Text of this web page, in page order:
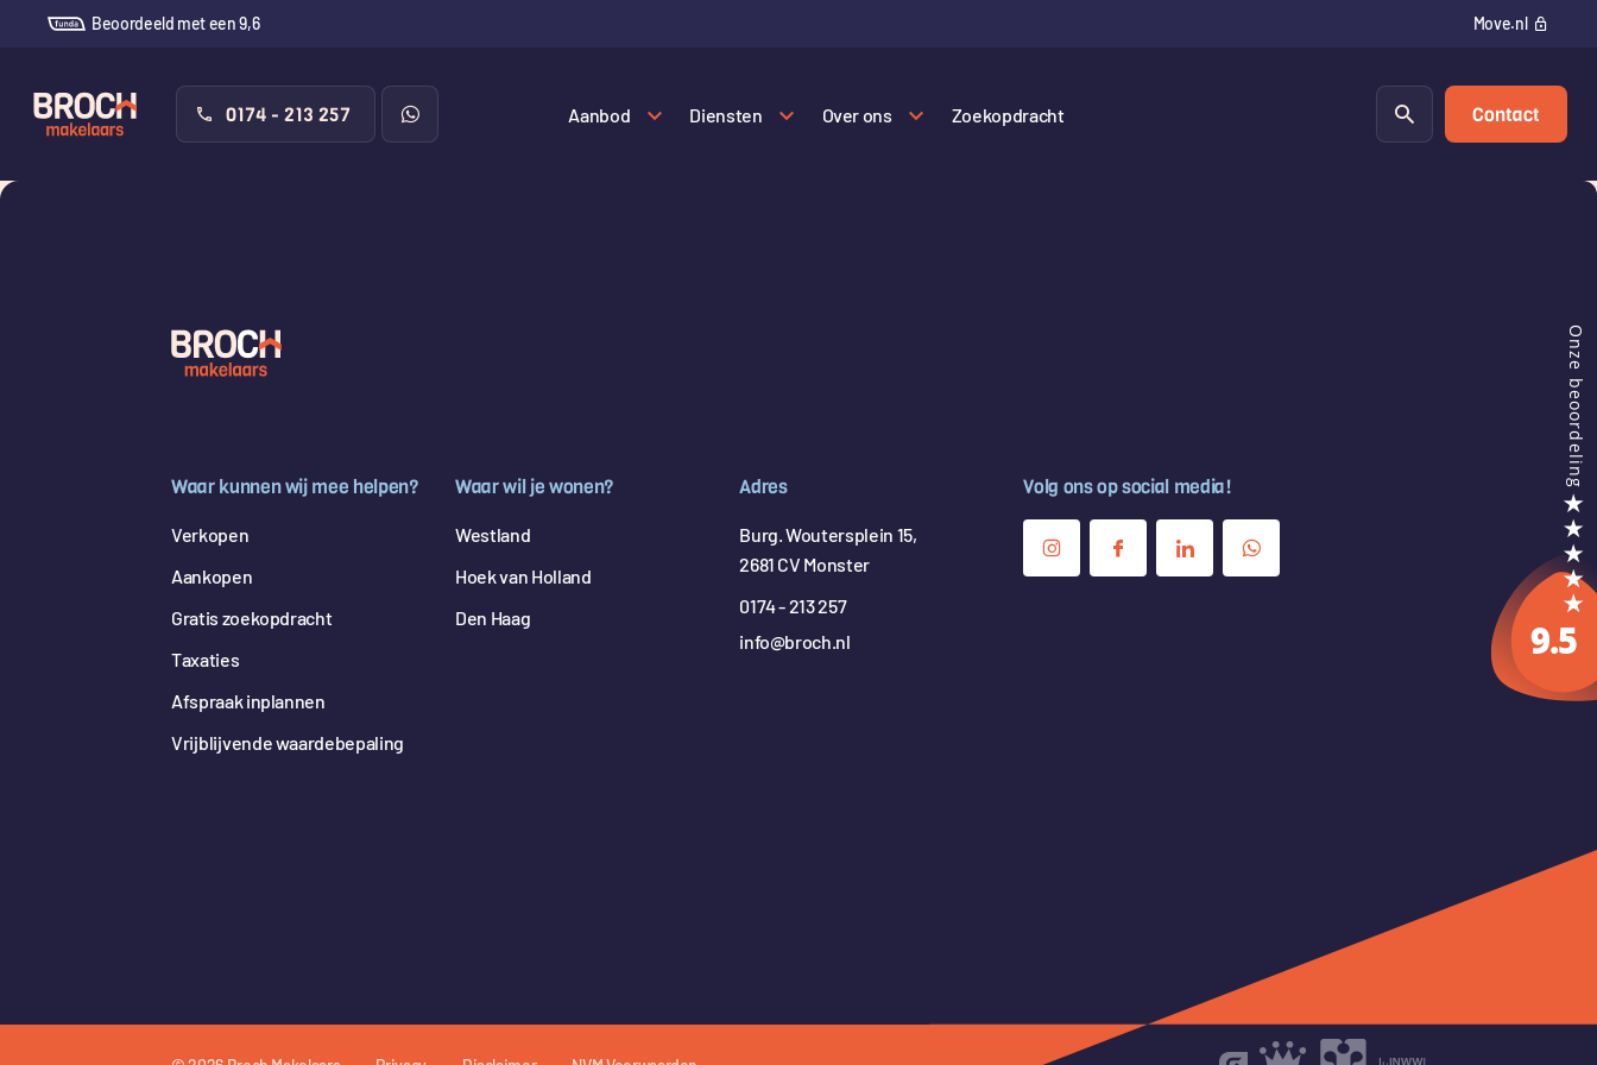
Beoordeeld met een 9,6 Move.nl
0174 - 213 257 Aanbod Diensten Over ons Zoekopdracht Contact
Waar kunnen wij mee helpen?
Verkopen
Aankopen
Gratis zoekopdracht
Taxaties
Afspraak inplannen
Vrijblijvende waardebepaling
Waar wil je wonen?
Westland
Hoek van Holland
Den Haag
Adres
Burg. Woutersplein 15,
2681 CV Monster
0174 - 213 257
info@broch.nl
Volg ons op social media!